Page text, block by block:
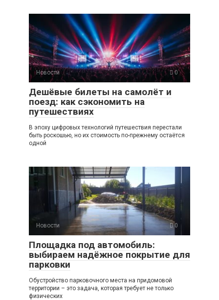
Новости 0
Дешёвые билеты на самолёт и
поезд: как сэкономить на
путешествиях
В эпоху цифровых технологий путешествия перестали
быть роскошью, но их стоимость по-прежнему остаётся
одной
Новости 0
Площадка под автомобиль:
выбираем надёжное покрытие для
парковки
Обустройство парковочного места на придомовой
территории – это задача, которая требует не только
физических